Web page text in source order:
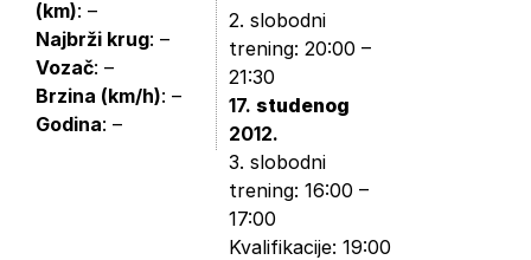
(km): –
Najbrži krug: –
Vozač: –
Brzina (km/h): –
Godina: –
2. slobodni
trening: 20:00 –
21:30
17. studenog
2012.
3. slobodni
trening: 16:00 –
17:00
Kvalifikacije: 19:00